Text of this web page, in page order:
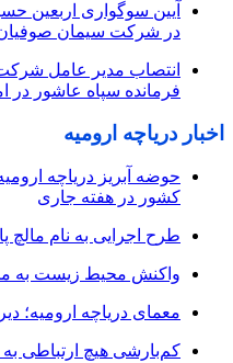
آیین سوگواری اربعین
در شرکت سیمان
انتصاب مدیر عامل
فرمانده سپاه عاشور در
اخبار دریاچه ارومیه
حوضه آبریز دریاچه
کشور در هفته جاری
طرح اجرایی به نام مالچ
واکنش محیط زیست به
معمای دریاچه ارومیه؛
کم‌بارشی هیچ ارتباطی